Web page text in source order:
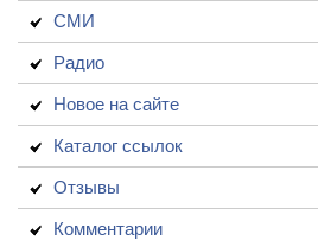
СМИ
Радио
Новое на сайте
Каталог ссылок
Отзывы
Комментарии